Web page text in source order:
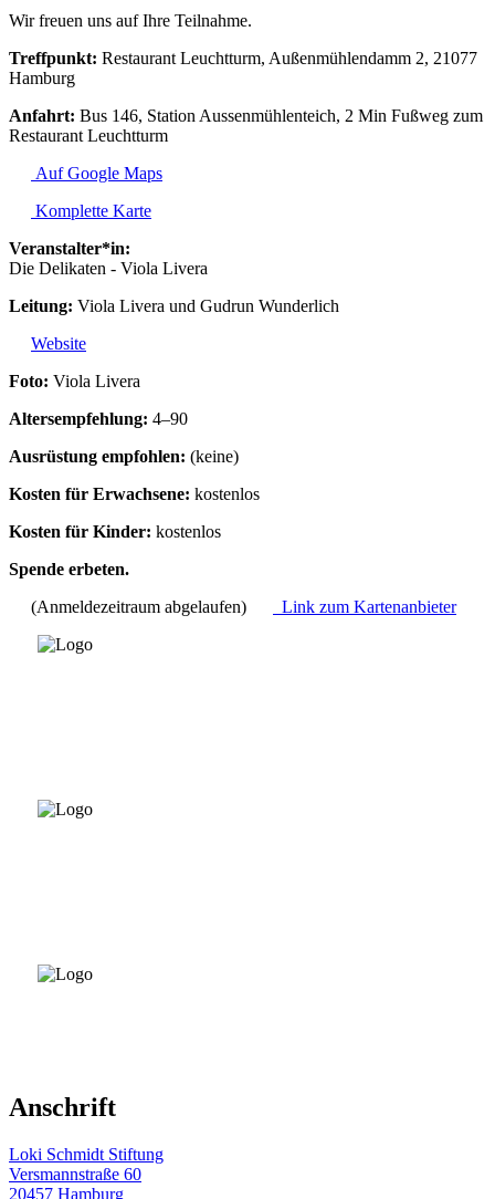
Wir freuen uns auf Ihre Teilnahme.
Treffpunkt: Restaurant Leuchtturm, Außenmühlendamm 2, 21077
Hamburg
Anfahrt: Bus 146, Station Aussenmühlenteich, 2 Min Fußweg zum
Restaurant Leuchtturm
Auf Google Maps
Komplette Karte
Veranstalter*in:
Die Delikaten - Viola Livera
Leitung: Viola Livera und Gudrun Wunderlich
Website
Foto: Viola Livera
Altersempfehlung: 4–90
Ausrüstung empfohlen: (keine)
Kosten für Erwachsene: kostenlos
Kosten für Kinder: kostenlos
Spende erbeten.
(Anmeldezeitraum abgelaufen)
Link zum Kartenanbieter
Anschrift
Loki Schmidt Stiftung
Versmannstraße 60
20457 Hamburg